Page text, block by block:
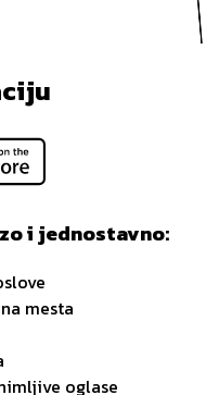
i jednostavno:
mesta
oglase